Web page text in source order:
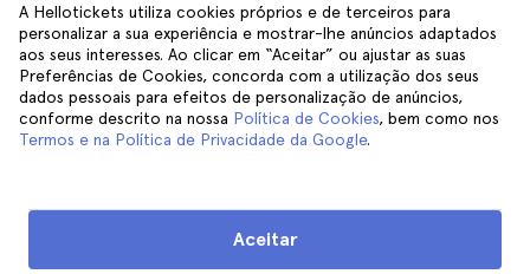
A Hellotickets utiliza cookies próprios e de terceiros para
personalizar a sua experiência e mostrar-lhe anúncios adaptados
aos seus interesses. Ao clicar em “Aceitar” ou ajustar as suas
Preferências de Cookies, concorda com a utilização dos seus
dados pessoais para efeitos de personalização de anúncios,
conforme descrito na nossa Política de Cookies, bem como nos
Termos e na Política de Privacidade da Google.
Aceitar
Termos e Condições
Aviso Legal
Cookies
Cracóvia
Tenerife
Ajuda
Siga-nos